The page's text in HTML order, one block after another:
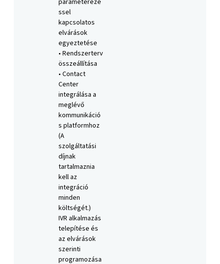
ssel
kapcsolatos
elvárások
egyeztetése
• Rendszerterv
összeállítása
• Contact
Center
integrálása a
meglévő
kommunikáció
s platformhoz
(A
szolgáltatási
díjnak
tartalmaznia
kell az
integráció
minden
költségét.)
IVR alkalmazás
telepítése és
az elvárások
szerinti
programozása